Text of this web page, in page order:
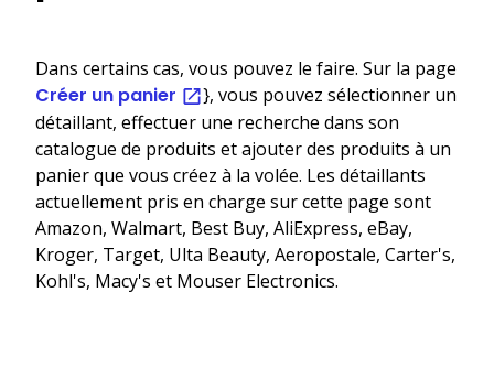
Dans certains cas, vous pouvez le faire. Sur la page
Créer un panier
}, vous pouvez sélectionner un
détaillant, effectuer une recherche dans son
catalogue de produits et ajouter des produits à un
panier que vous créez à la volée. Les détaillants
actuellement pris en charge sur cette page sont
Amazon, Walmart, Best Buy, AliExpress, eBay,
Kroger, Target, Ulta Beauty, Aeropostale, Carter's,
Kohl's, Macy's et Mouser Electronics.